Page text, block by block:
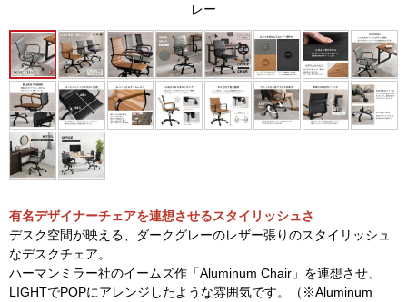
レー
有名デザイナーチェアを連想させるスタイリッシュさ
デスク空間が映える、ダークグレーのレザー張りのスタイリッシュ
なデスクチェア。
ハーマンミラー社のイームズ作「Aluminum Chair」を連想させ、
LIGHTでPOPにアレンジしたような雰囲気です。（※Aluminum